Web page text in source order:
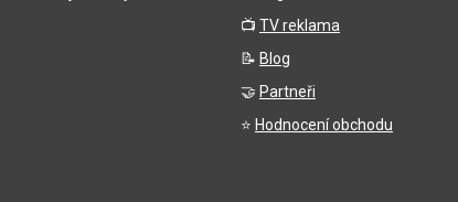
📺 TV reklama
📝 Blog
🤝 Partneři
⭐ Hodnocení obchodu